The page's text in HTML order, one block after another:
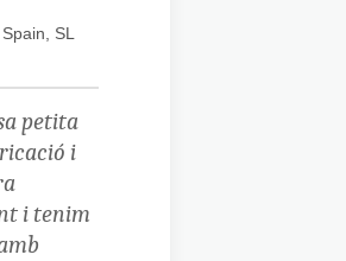
petita
i
i tenim